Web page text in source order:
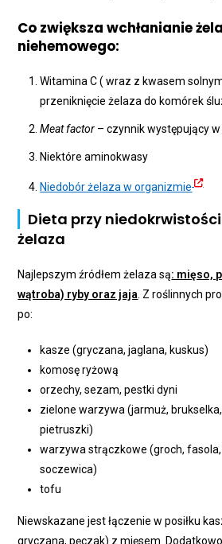
Co zwiększa wchłanianie
niehemowego:
Witamina C ( wraz z kwasem
przeniknięcie żelaza do komórek
Meat factor – czynnik występujący
Niektóre aminokwasy
Niedobór żelaza w organizmie
Dieta przy
żelaza
Najlepszym źródłem żelaza są: mięso,
wątroba) ryby oraz jaja . Z roślinnych
po:
kasze (gryczana, jaglana, kuskus)
komosę ryżową
orzechy, sezam, pestki dyni
zielone warzywa (jarmuż,
pietruszki)
warzywa strączkowe (groch,
soczewica)
tofu
Niewskazane jest łączenie w posiłku
gryczana, pęczak) z mięsem.